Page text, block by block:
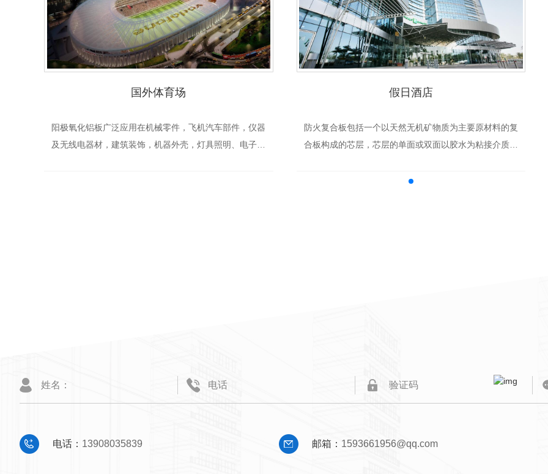
国外体育场
阳极氧化铝板广泛应用在机械零件，飞机汽车部件，仪器
及无线电器材，建筑装饰，机器外壳，灯具照明、电子消
假日酒店
防火复合板包括一个以天然无机矿物质为主要原材料的复
合板构成的芯层，芯层的单面或双面以胶水为粘接介质复
电话： 13908035839 邮箱： 1593661956@qq.com